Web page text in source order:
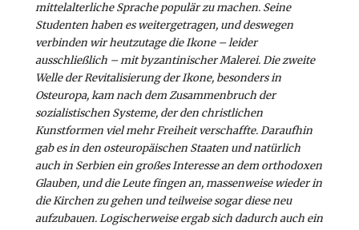
mittelalterliche Sprache populär zu machen. Seine
Studenten haben es weitergetragen, und deswegen
verbinden wir heutzutage die Ikone – leider
ausschließlich – mit byzantinischer Malerei. Die zweite
Welle der Revitalisierung der Ikone, besonders in
Osteuropa, kam nach dem Zusammenbruch der
sozialistischen Systeme, der den christlichen
Kunstformen viel mehr Freiheit verschaffte. Daraufhin
gab es in den osteuropäischen Staaten und natürlich
auch in Serbien ein großes Interesse an dem orthodoxen
Glauben, und die Leute fingen an, massenweise wieder in
die Kirchen zu gehen und teilweise sogar diese neu
aufzubauen. Logischerweise ergab sich dadurch auch ein